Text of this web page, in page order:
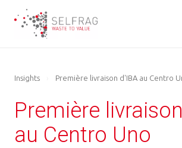
Insights Première livraison d'IBA au Centro
Première
au Centro Uno